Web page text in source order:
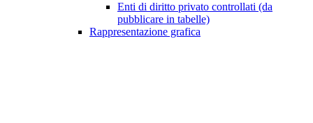
Enti di diritto privato controllati (da
pubblicare in tabelle)
Rappresentazione grafica